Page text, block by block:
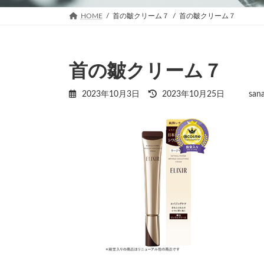
HOME 首の皺クリーム７ 首の皺クリーム７
首の皺クリーム７
2023年10月3日
最
新
日
時
:
2023年10月25日